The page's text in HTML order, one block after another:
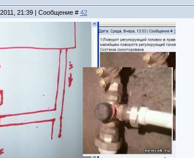
21:39 | Сообщение # 42